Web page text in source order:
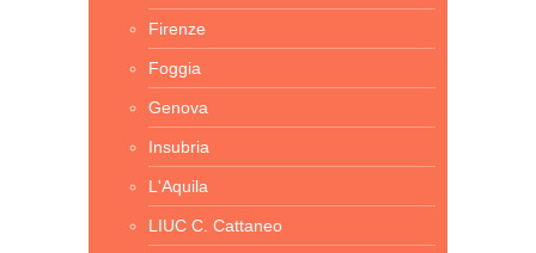
Firenze
Foggia
Genova
Insubria
L'Aquila
LIUC C. Cattaneo